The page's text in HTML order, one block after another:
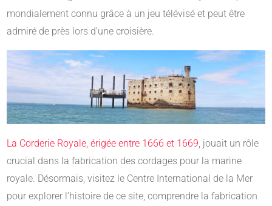
mondialement connu grâce à un jeu télévisé et peut être
admiré de près lors d’une croisière.
La Corderie Royale, érigée entre 1666 et 1669, jouait un rôle
crucial dans la fabrication des cordages pour la marine
royale. Désormais, visitez le Centre International de la Mer
pour explorer l’histoire de ce site, comprendre la fabrication